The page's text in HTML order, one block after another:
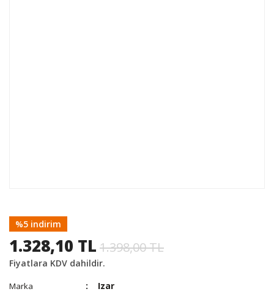
%5 indirim
1.328,10 TL 1.398,00 TL
Fiyatlara KDV dahildir.
Marka Izar